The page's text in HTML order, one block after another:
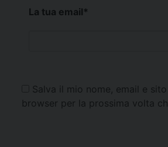
La tua email*
Salva il mio nome, email e
browser per la prossima volta